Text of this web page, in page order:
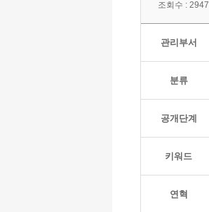
조회수 : 2947
관리부서
분류
공개단계
키워드
연혁